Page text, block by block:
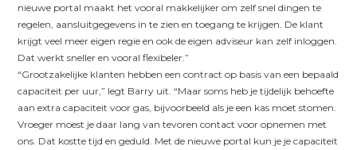
nieuwe portal maakt het vooral makkelijker om zelf snel dingen te
regelen, aansluitgegevens in te zien en toegang te krijgen. De klant
krijgt veel meer eigen regie en ook de eigen adviseur kan zelf inloggen.
Dat werkt sneller en vooral flexibeler.”
“Grootzakelijke klanten hebben een contract op basis van een bepaald
capaciteit per uur,” legt Barry uit. “Maar soms heb je tijdelijk behoefte
aan extra capaciteit voor gas, bijvoorbeeld als je een kas moet stomen.
Vroeger moest je daar lang van tevoren contact voor opnemen met
ons. Dat kostte tijd en geduld. Met de nieuwe portal kun je je capaciteit